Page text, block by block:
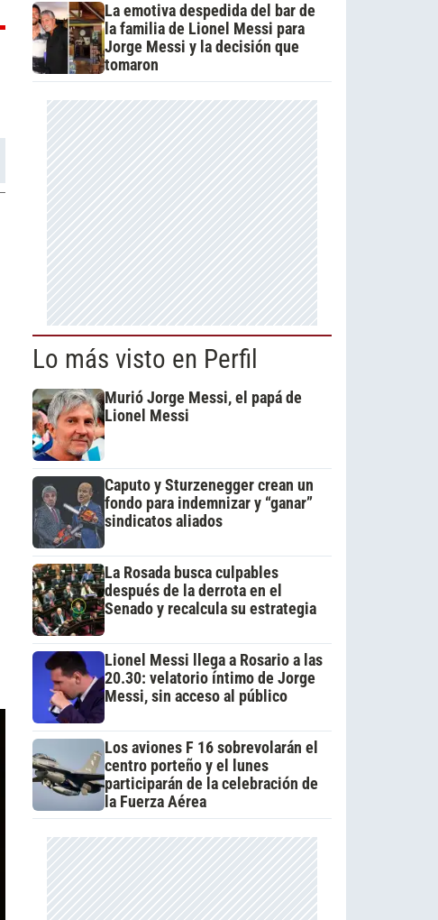
La emotiva despedida del bar de
la familia de Lionel Messi para
Jorge Messi y la decisión que
tomaron
Lo más visto en Perfil
Murió Jorge Messi, el papá de
Lionel Messi
Caputo y Sturzenegger crean un
fondo para indemnizar y “ganar”
sindicatos aliados
La Rosada busca culpables
después de la derrota en el
Senado y recalcula su estrategia
Lionel Messi llega a Rosario a las
20.30: velatorio íntimo de Jorge
Messi, sin acceso al público
Los aviones F 16 sobrevolarán el
centro porteño y el lunes
participarán de la celebración de
la Fuerza Aérea